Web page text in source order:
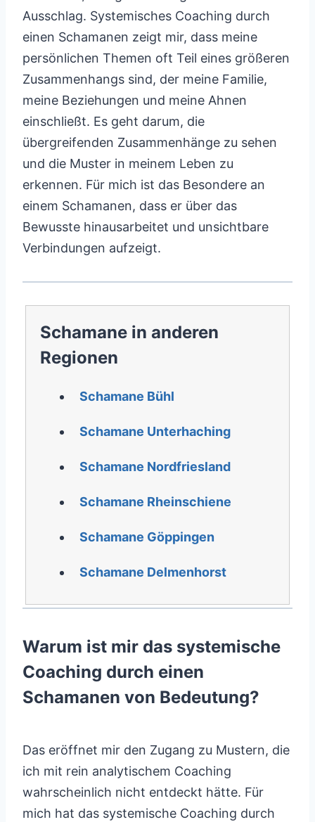
Ausschlag. Systemisches Coaching durch
einen Schamanen zeigt mir, dass meine
persönlichen Themen oft Teil eines größeren
Zusammenhangs sind, der meine Familie,
meine Beziehungen und meine Ahnen
einschließt. Es geht darum, die
übergreifenden Zusammenhänge zu sehen
und die Muster in meinem Leben zu
erkennen. Für mich ist das Besondere an
einem Schamanen, dass er über das
Bewusste hinausarbeitet und unsichtbare
Verbindungen aufzeigt.
Schamane in anderen
Regionen
Schamane Bühl
Schamane Unterhaching
Schamane Nordfriesland
Schamane Rheinschiene
Schamane Göppingen
Schamane Delmenhorst
Warum ist mir das systemische
Coaching durch einen
Schamanen von Bedeutung?
Das eröffnet mir den Zugang zu Mustern, die
ich mit rein analytischem Coaching
wahrscheinlich nicht entdeckt hätte. Für
mich hat das systemische Coaching durch